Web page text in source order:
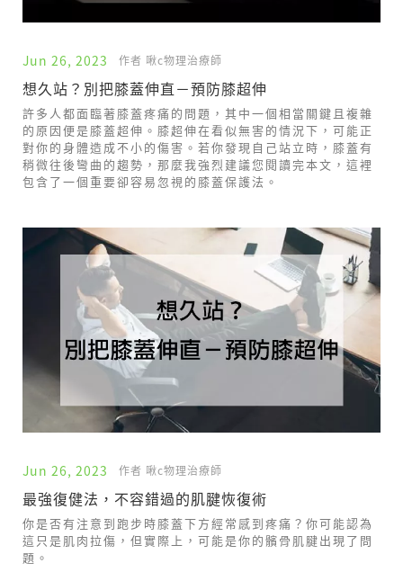
Jun 26, 2023 作者 啾c物理治療師
想久站？別把膝蓋伸直－預防膝超伸
許多人都面臨著膝蓋疼痛的問題，其中一個相當關鍵且複雜
的原因便是膝蓋超伸。膝超伸在看似無害的情況下，可能正
對你的身體造成不小的傷害。若你發現自己站立時，膝蓋有
稍微往後彎曲的趨勢，那麼我強烈建議您閱讀完本文，這裡
包含了一個重要卻容易忽視的膝蓋保護法。
Jun 26, 2023 作者 啾c物理治療師
最強復健法，不容錯過的肌腱恢復術
你是否有注意到跑步時膝蓋下方經常感到疼痛？你可能認為
這只是肌肉拉傷，但實際上，可能是你的髕骨肌腱出現了問
題。